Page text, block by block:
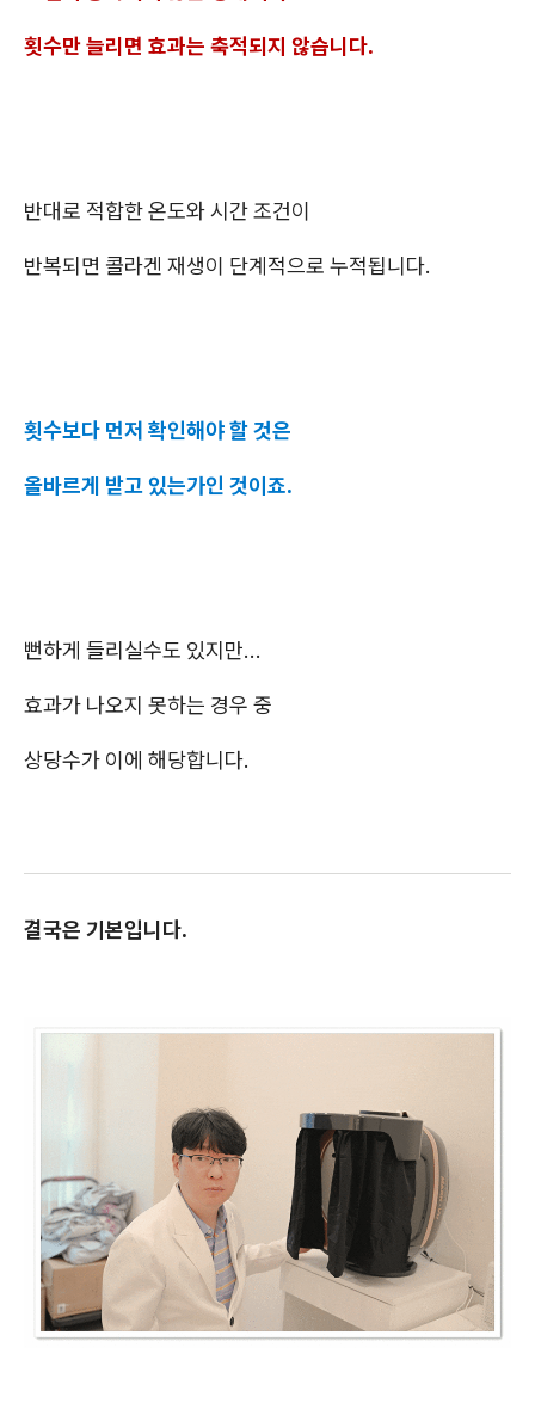
횟수만 늘리면 효과는 축적되지 않습니다.
반대로 적합한 온도와 시간 조건이
반복되면 콜라겐 재생이 단계적으로 누적됩니다.
횟수보다 먼저 확인해야 할 것은
올바르게 받고 있는가인 것이죠.
뻔하게 들리실수도 있지만...
효과가 나오지 못하는 경우 중
상당수가 이에 해당합니다.
결국은 기본입니다.